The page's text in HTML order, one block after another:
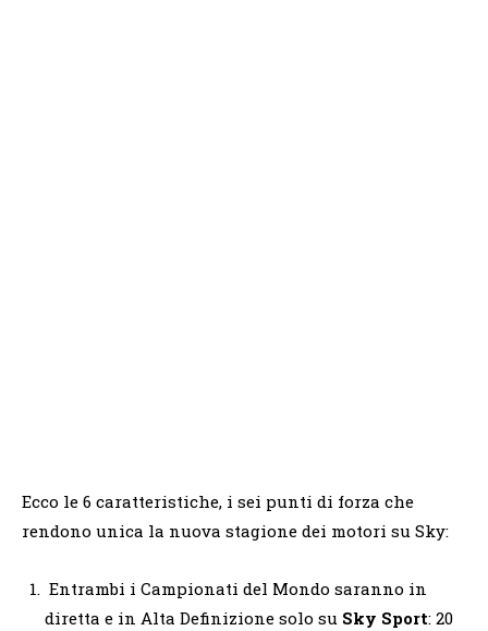
Ecco le 6 caratteristiche, i sei punti di forza che
rendono unica la nuova stagione dei motori su Sky:
Entrambi i Campionati del Mondo saranno in
diretta e in Alta Definizione solo su Sky Sport: 20